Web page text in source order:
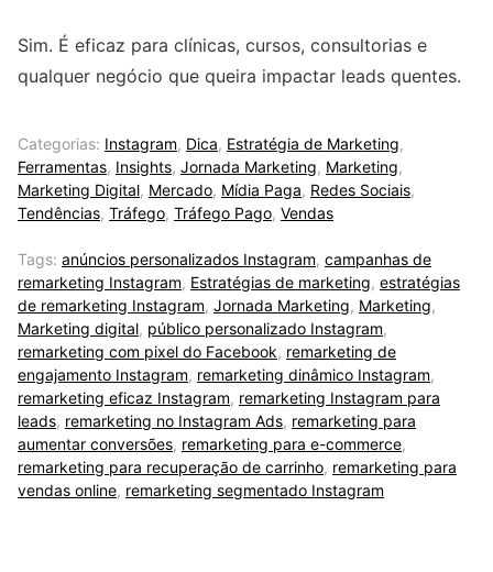
Sim. É eficaz para clínicas, cursos, consultorias e
qualquer negócio que queira impactar leads quentes.
Categorias: Instagram, Dica, Estratégia de Marketing,
Ferramentas, Insights, Jornada Marketing, Marketing,
Marketing Digital, Mercado, Mídia Paga, Redes Sociais,
Tendências, Tráfego, Tráfego Pago, Vendas
Tags: anúncios personalizados Instagram, campanhas de
remarketing Instagram, Estratégias de marketing, estratégias
de remarketing Instagram, Jornada Marketing, Marketing,
Marketing digital, público personalizado Instagram,
remarketing com pixel do Facebook, remarketing de
engajamento Instagram, remarketing dinâmico Instagram,
remarketing eficaz Instagram, remarketing Instagram para
leads, remarketing no Instagram Ads, remarketing para
aumentar conversões, remarketing para e-commerce,
remarketing para recuperação de carrinho, remarketing para
vendas online, remarketing segmentado Instagram